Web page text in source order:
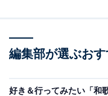
れています。
回答者からは「尾道
編集部が選ぶお
好き＆行ってみたい「和